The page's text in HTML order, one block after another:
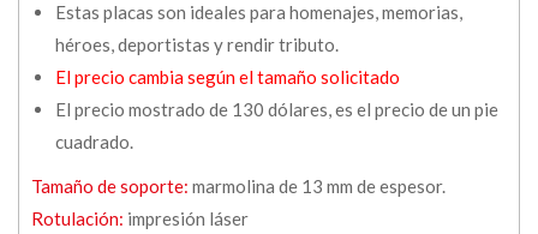
Estas placas son ideales para homenajes, memorias,
héroes, deportistas y rendir tributo.
El precio cambia según el tamaño solicitado
El precio mostrado de 130 dólares, es el precio de un pie
cuadrado.
Tamaño de soporte: marmolina de 13 mm de espesor.
Rotulación: impresión láser